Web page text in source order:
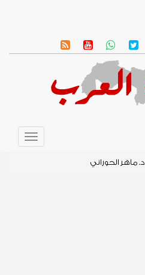
Toggle
د. ماهر الحوراني